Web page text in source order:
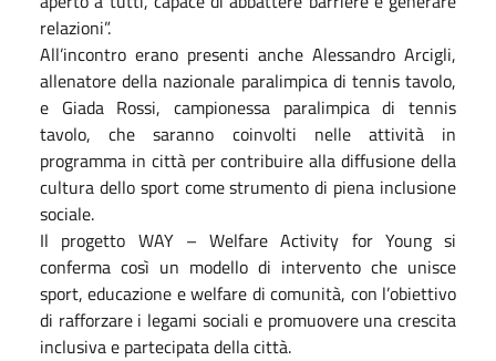
relazioni”.
All’incontro erano presenti anche Alessandro Arcigli,
allenatore della nazionale paralimpica di tennis tavolo,
e Giada Rossi, campionessa paralimpica di tennis
tavolo, che saranno coinvolti nelle attività in
programma in città per contribuire alla diffusione della
cultura dello sport come strumento di piena inclusione
sociale.
Il progetto WAY – Welfare Activity for Young si
conferma così un modello di intervento che unisce
sport, educazione e welfare di comunità, con l’obiettivo
di rafforzare i legami sociali e promuovere una crescita
inclusiva e partecipata della città.